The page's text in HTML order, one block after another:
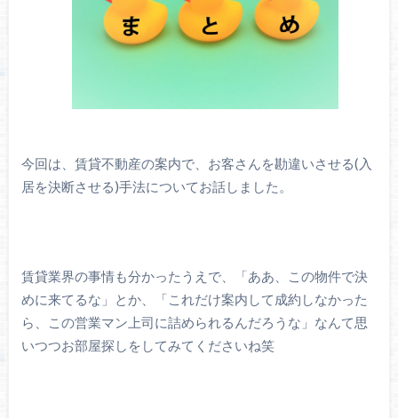
今回は、賃貸不動産の案内で、お客さんを勘違いさせる(入
居を決断させる)手法についてお話しました。
賃貸業界の事情も分かったうえで、「ああ、この物件で決
めに来てるな」とか、「これだけ案内して成約しなかった
ら、この営業マン上司に詰められるんだろうな」なんて思
いつつお部屋探しをしてみてくださいね笑